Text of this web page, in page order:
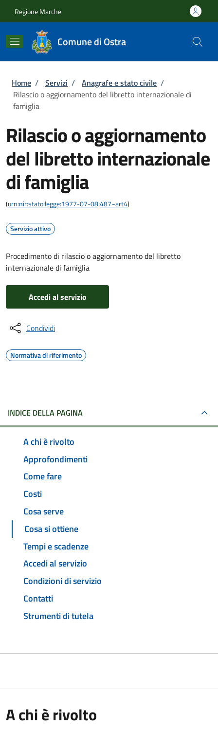
Regione Marche
Comune di Ostra
Briciole di pane
Home / Servizi / Anagrafe e stato civile /
Rilascio o aggiornamento del libretto internazionale di
famiglia
Rilascio o aggiornamento
del libretto internazionale
di famiglia
(urn:nir:stato:legge:1977-07-08;487~art4)
Servizio attivo
Procedimento di rilascio o aggiornamento del libretto
internazionale di famiglia
Accedi al servizio
Condividi
Normativa di riferimento
INDICE DELLA PAGINA
A chi è rivolto
Approfondimenti
Come fare
Costi
Cosa serve
Cosa si ottiene
Tempi e scadenze
Accedi al servizio
Condizioni di servizio
Contatti
Strumenti di tutela
A chi è rivolto